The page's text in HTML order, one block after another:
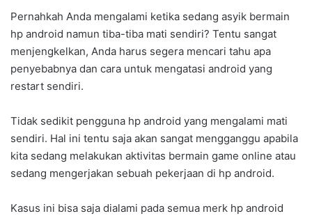
Pernahkah Anda mengalami ketika sedang asyik bermain
hp android namun tiba-tiba mati sendiri? Tentu sangat
menjengkelkan, Anda harus segera mencari tahu apa
penyebabnya dan cara untuk mengatasi android yang
restart sendiri.
Tidak sedikit pengguna hp android yang mengalami mati
sendiri. Hal ini tentu saja akan sangat mengganggu apabila
kita sedang melakukan aktivitas bermain game online atau
sedang mengerjakan sebuah pekerjaan di hp android.
Kasus ini bisa saja dialami pada semua merk hp android